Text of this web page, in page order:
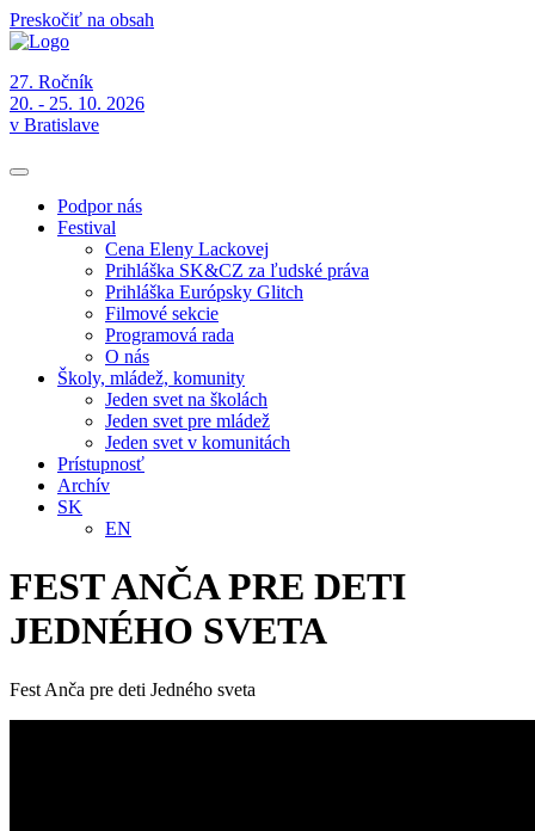
Preskočiť na obsah
27. Ročník
20. - 25. 10. 2026
v Bratislave
Podpor nás
Festival
Cena Eleny Lackovej
Prihláška SK&CZ za ľudské práva
Prihláška Európsky Glitch
Filmové sekcie
Programová rada
O nás
Školy, mládež, komunity
Jeden svet na školách
Jeden svet pre mládež
Jeden svet v komunitách
Prístupnosť
Archív
SK
EN
FEST ANČA PRE DETI
JEDNÉHO SVETA
Fest Anča pre deti Jedného sveta